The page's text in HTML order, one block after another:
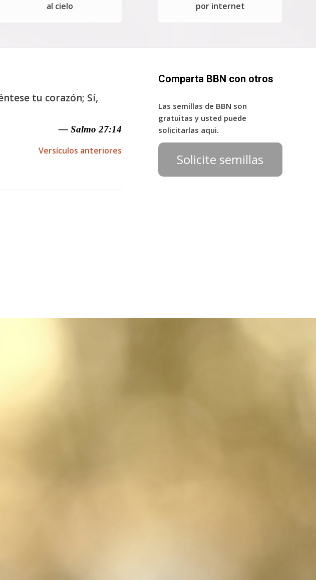
al cielo
por internet
tu corazón; Sí,
— Salmo 27:14
Versículos anteriores
Comparta BBN con otros
Las semillas de BBN son
gratuitas y usted puede
solicitarlas aqui.
Solicite semillas